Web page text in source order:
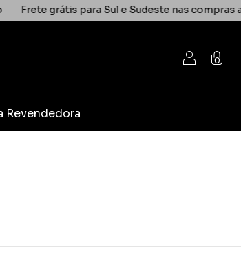
grátis para Sul e Sudeste nas compras acima
0
Revendedora